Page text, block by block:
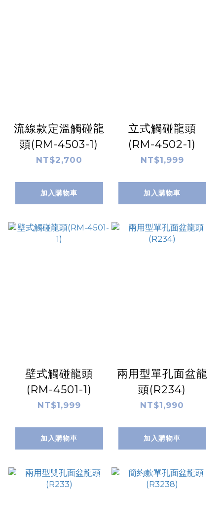
流線款定溫觸碰龍
頭(RM-4503-1)
NT$2,700
加入購物車
立式觸碰龍頭
(RM-4502-1)
NT$1,999
加入購物車
壁式觸碰龍頭
(RM-4501-1)
NT$1,999
加入購物車
兩用型單孔面盆龍
頭(R234)
NT$1,990
加入購物車